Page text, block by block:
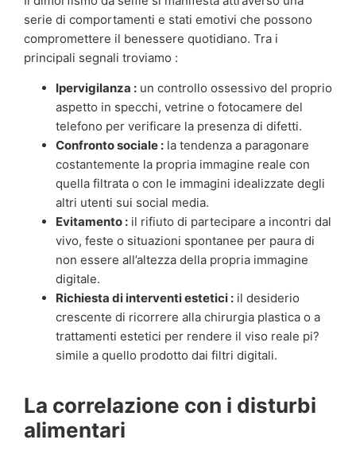
serie di comportamenti e stati emotivi che possono
compromettere il benessere quotidiano. Tra i
principali segnali troviamo :
Ipervigilanza : un controllo ossessivo del proprio
aspetto in specchi, vetrine o fotocamere del
telefono per verificare la presenza di difetti.
Confronto sociale : la tendenza a paragonare
costantemente la propria immagine reale con
quella filtrata o con le immagini idealizzate degli
altri utenti sui social media.
Evitamento : il rifiuto di partecipare a incontri dal
vivo, feste o situazioni spontanee per paura di
non essere all’altezza della propria immagine
digitale.
Richiesta di interventi estetici : il desiderio
crescente di ricorrere alla chirurgia plastica o a
trattamenti estetici per rendere il viso reale pi?
simile a quello prodotto dai filtri digitali.
La correlazione con i disturbi
alimentari